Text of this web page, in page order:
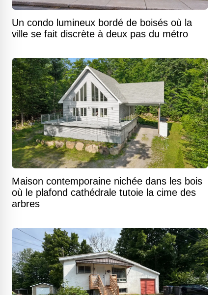
Un condo lumineux bordé de boisés où la
ville se fait discrète à deux pas du métro
Maison contemporaine nichée dans les bois
où le plafond cathédrale tutoie la cime des
arbres